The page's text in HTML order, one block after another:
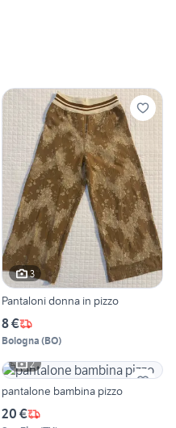
3
Pantaloni donna in pizzo
8 €
Bologna (BO)
2
pantalone bambina pizzo
20 €